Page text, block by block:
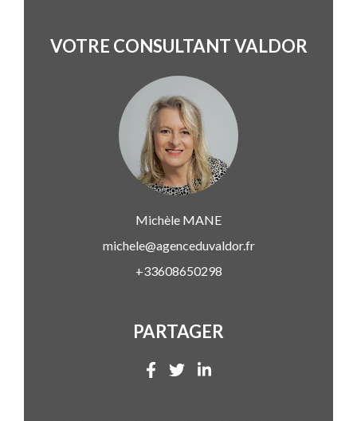
VOTRE CONSULTANT VALDOR
Michèle MANE
michele@agenceduvaldor.fr
+33608650298
PARTAGER